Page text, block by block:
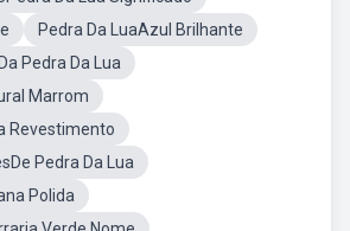
Pedra Da LuaAzul Brilhante
Pedra Da Lua
Marrom
Revestimento
Pedra Da Lua
Polida